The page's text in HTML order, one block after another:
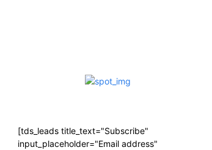
[tds_leads title_text="Subscribe"
input_placeholder="Email address"